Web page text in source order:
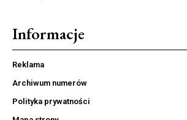
Informacje
Reklama
Archiwum numerów
Polityka prywatności